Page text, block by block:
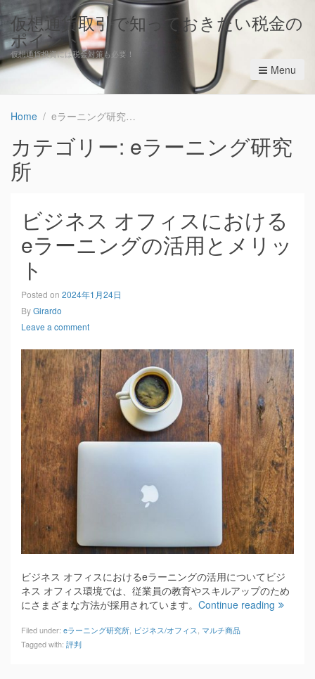
仮想通貨取引で知っておきたい税金の
ポイント
仮想通貨投資には税金対策も必要！
Menu
Home eラーニング研究所
カテゴリー: eラーニング研究
所
ビジネス オフィスにおける
eラーニングの活用とメリッ
ト
Posted on 2024年1月24日
ByGirardo
Leave a comment
ビジネス オフィスにおけるeラーニングの活用についてビジ
ネス オフィス環境では、従業員の教育やスキルアップのため
にさまざまな方法が採用されています。 Continue reading
Filed under: eラーニング研究所 ビジネス/オフィス マルチ商品
Tagged with: 評判